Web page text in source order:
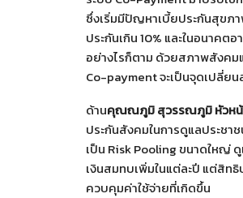
ซึ่งเริ่มมีปัญหาเบี้ยประกันสุขภา
ประกันเกิน 10% และในอนาคต
อย่างไรก็ตาม ด้วยสภาพสังคม
Co-payment จะเป็นจุดเปลี่
ด้านคุณณภูมิ สุวรรณภูมิ หัวหน้
ประกันสังคมในการดูแลประช
เป็น Risk Pooling ขนาดใหญ่
เงินสมทบเพิ่มในแต่ละปี แต่สิท
ควบคุมค่าใช้จ่ายที่เกิดขึ้น